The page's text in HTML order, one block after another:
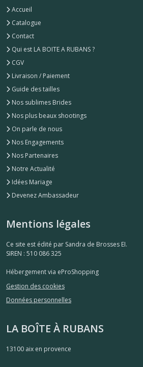
Accueil
Catalogue
Contact
Qui est LA BOITE A RUBANS ?
CGV
Livraison / Paiement
Guide des tailles
Nos sublimes Brides
Nos plus beaux shootings
On parle de nous
Nos Engagements
Nos Partenaires
Notre Actualité
Idées Mariage
Devenez Ambassadeur
Mentions légales
Ce site est édité par Sandra de Brosses EI.
SIREN : 510 086 325
Hébergement via eProShopping
Gestion des cookies
Données personnelles
LA BOÎTE À RUBANS
13100 aix en provence